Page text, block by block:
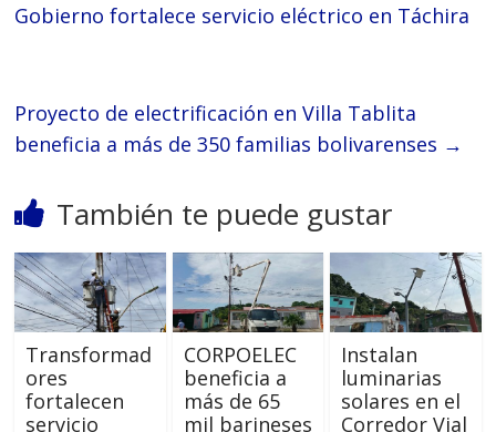
Gobierno fortalece servicio eléctrico en Táchira
Proyecto de electrificación en Villa Tablita
beneficia a más de 350 familias bolivarenses →
También te puede gustar
Transformad
ores
fortalecen
servicio
CORPOELEC
beneficia a
más de 65
mil barineses
Instalan
luminarias
solares en el
Corredor Vial